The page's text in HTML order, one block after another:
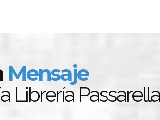
Mensaje
Librería Passarella